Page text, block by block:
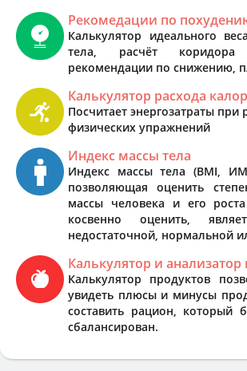
Рекомедации по
Калькулятор идеального
тела, расчёт коридора
рекомендации по снижению,
Калькулятор расхода
Посчитает энергозатраты при
физических упражнений
Индекс массы тела
Индекс массы тела (BMI,
позволяющая оценить
массы человека и его
косвенно оценить,
недостаточной, нормальной
Калькулятор и анализатор
Калькулятор продуктов
увидеть плюсы и минусы
составить рацион, который
сбалансирован.